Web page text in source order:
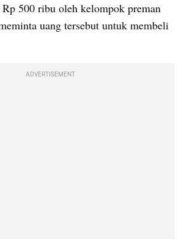
500 ribu oleh kelompok preman
uang tersebut untuk membeli
ADVERTISEMENT